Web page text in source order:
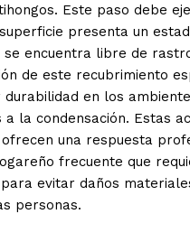
Este paso debe
presenta un
encuentra libre de
de este recubrimiento
durabilidad en los
a la condensación. Estas
una respuesta
frecuente que
evitar daños
personas.